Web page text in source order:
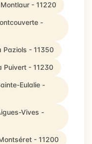
- 11220
-
Paziols - 11350
Puivert - 11230
Eulalie -
Vives -
- 11200